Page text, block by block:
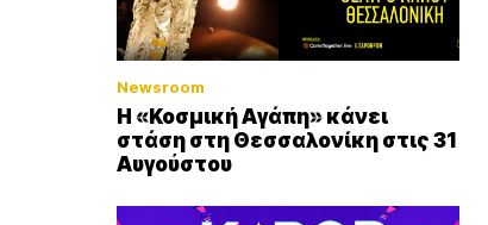
Newsroom
Η «Κοσμική Αγάπη» κάνει
στάση στη Θεσσαλονίκη στις 31
Αυγούστου